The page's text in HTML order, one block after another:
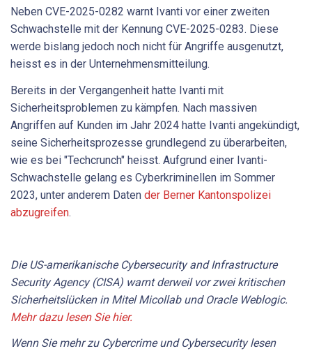
Neben CVE-2025-0282 warnt Ivanti vor einer zweiten
Schwachstelle mit der Kennung CVE-2025-0283. Diese
werde bislang jedoch noch nicht für Angriffe ausgenutzt,
heisst es in der Unternehmensmitteilung.
Bereits in der Vergangenheit hatte Ivanti mit
Sicherheitsproblemen zu kämpfen. Nach massiven
Angriffen auf Kunden im Jahr 2024 hatte Ivanti angekündigt,
seine Sicherheitsprozesse grundlegend zu überarbeiten,
wie es bei "Techcrunch" heisst. Aufgrund einer Ivanti-
Schwachstelle gelang es Cyberkriminellen im Sommer
2023, unter anderem Daten der Berner Kantonspolizei
abzugreifen.
Die US-amerikanische Cybersecurity and Infrastructure
Security Agency (CISA) warnt derweil vor zwei kritischen
Sicherheitslücken in Mitel Micollab und Oracle Weblogic.
Mehr dazu lesen Sie hier.
Wenn Sie mehr zu Cybercrime und Cybersecurity lesen